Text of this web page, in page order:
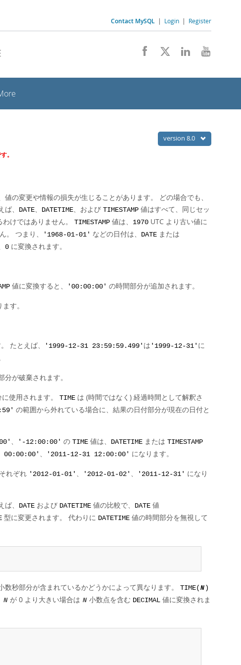
Contact MySQL | Login | Register
version 8.0
。
の変更や情報の損失が生じることがあります。 どの場合でも、
、
DATE、 DATETIME、および TIMESTAMP 値はすべて、同じセッ
けではありません。
TIMESTAMP 値は、 1970 UTC より古い値に
。 つまり、 '1968-01-01' などの日付は、 DATE または
0 に変換されます。
値に変換すると、 '00:00:00' の時間部分が追加されます。
す。
たとえば、 '1999-12-31 23:59:59.499' は '1999-12-31' に
が破棄されます。
使用されます。 TIME は (時間ではなく) 経過時間として解釈さ
の範囲から外れている場合に、結果の日付部分が現在の日付と
、 '-12:00:00' の TIME 値は、 DATETIME または TIMESTAMP
00:00:00' 、 '2011-12-31 12:00:00' になります。
れぞれ '2012-01-01' 、 '2012-01-02' 、 '2011-12-31' になり
、 DATE および DATETIME 値の比較で、 DATE 値
型に変更されます。 代わりに DATETIME 値の時間部分を無視して
数秒部分が含まれているかどうかによって異なります。 TIME( N )
N が 0 より大きい場合は N 小数点を含む DECIMAL 値に変換されま